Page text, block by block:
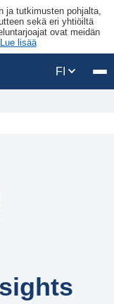
ja tutkimusten pohjalta,
sekä eri yhtiöiltä
ovat meidän
Lue lisää
FI